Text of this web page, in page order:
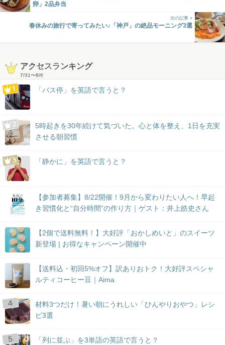
卵」2品弁当
次の記事 »
春休みの旅行で寄ってみたい♪「神戸」の絶品モーニング3選
アクセスランキング
7/31〜8/6
「バス停」を英語で言うと？
5時起きを30年続けて気づいた。心と体を整え、1日を充実
させる朝習慣
「静かに」を英語で言うと？
【参加者募集】8/22開催！9月から変わりたい人へ！早起
き習慣化と“自分時間”の作り方｜ゲスト：井上皓史さん
【2個で送料無料！】大好評「おかしめいと」のスイーツ
新登場 | お得なキャンペーン開催中
【送料込・初回5%オフ】訳ありおトク！大好評スペシャ
ルティコーヒー豆｜Aima
材料3つだけ！暑い朝にうれしい「ひんやりおやつ」レシ
ピ3選
「列に並ぶ」を3単語の英語で言うと？